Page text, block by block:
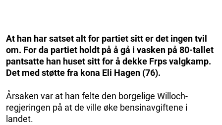
At han har satset alt for partiet sitt er det ingen tvil
om. For da partiet holdt på å gå i vasken på 80-tallet
pantsatte han huset sitt for å dekke Frps valgkamp.
Det med støtte fra kona Eli Hagen (76).
Årsaken var at han felte den borgelige Willoch-
regjeringen på at de ville øke bensinavgiftene i
landet.